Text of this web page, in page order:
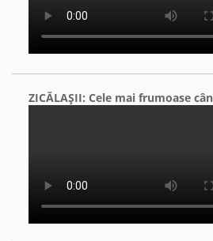
ZICĂLAŞII: Cele mai frumoase